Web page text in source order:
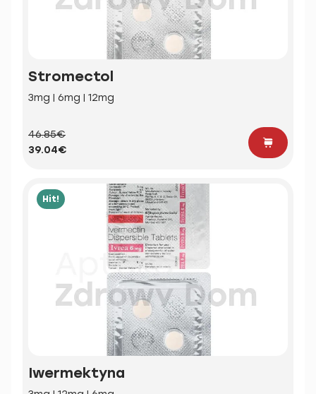
Stromectol
3mg | 6mg | 12mg
46.85€
39.04€
Hit!
Iwermektyna